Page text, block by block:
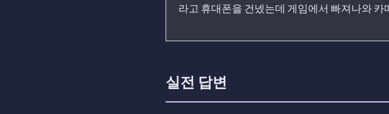
라고 휴대폰을 건넸는데 게임에서 빠져나와
실전 답변